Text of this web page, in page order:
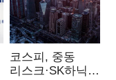
코스피, 중동
리스크·SK하닉